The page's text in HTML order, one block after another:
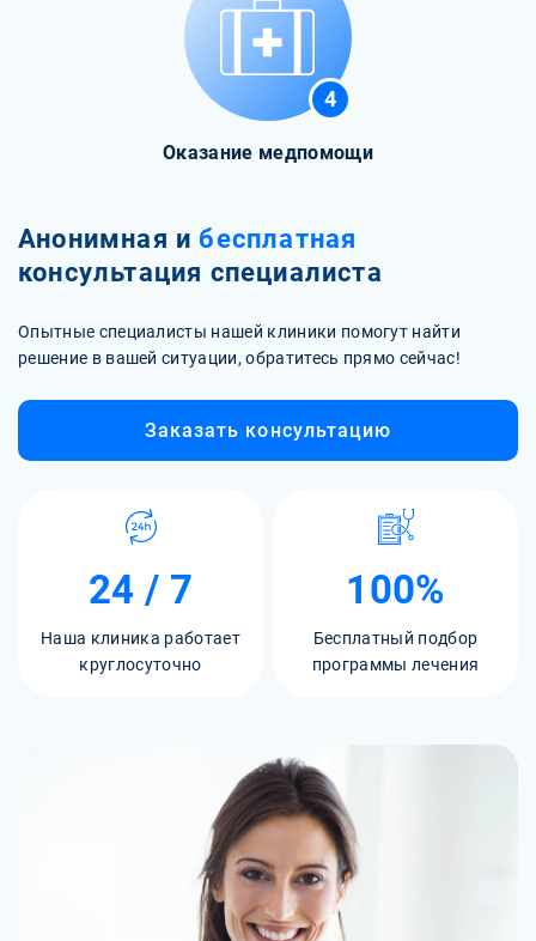
4
Оказание медпомощи
Анонимная и бесплатная
консультация специалиста
Опытные специалисты нашей клиники помогут найти
решение в вашей ситуации, обратитесь прямо сейчас!
Заказать консультацию
24 / 7
Наша клиника работает
круглосуточно
100%
Бесплатный подбор
программы лечения